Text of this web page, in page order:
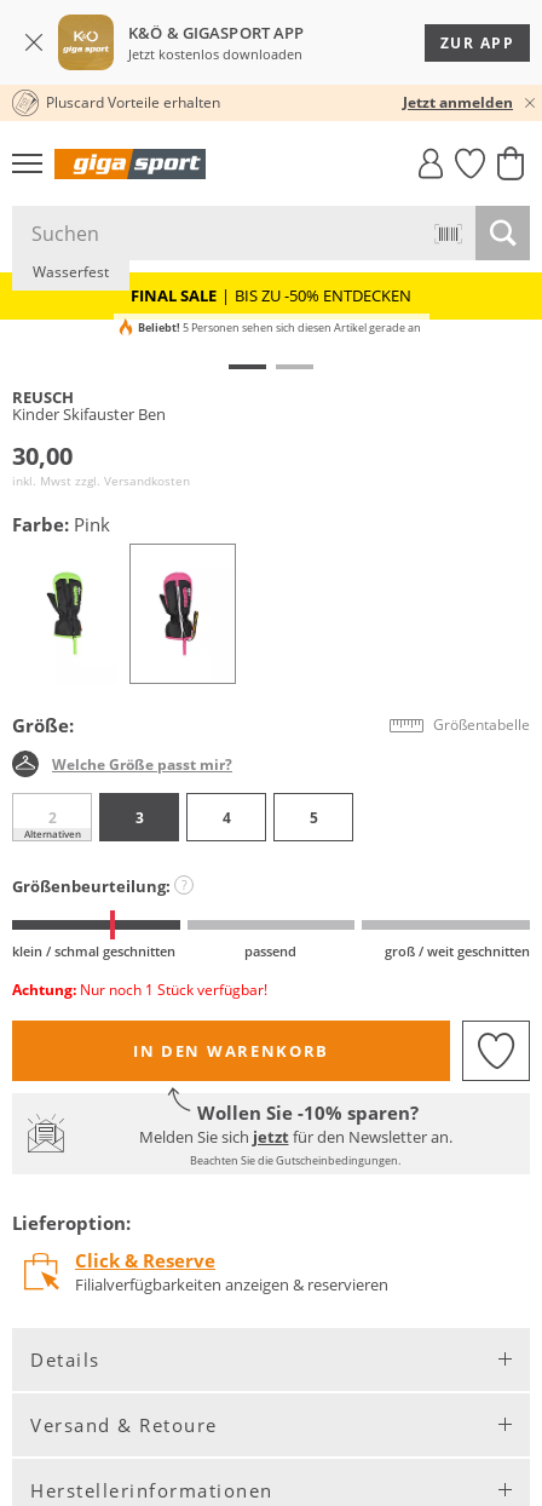
K&Ö & GIGASPORT APP
Jetzt kostenlos downloaden
ZUR APP
30 TAGE RÜCKGABERECHT
Pluscard Vorteile erhalten Jetzt anmelden
GIGASTYLE
FAHRRAD­
MUST-HAVE
FINAL SALE | BIS ZU -50% ENTDECKEN
Wasserfest
Beliebt! 5 Personen sehen sich diesen Artikel gerade an
REUSCH
Kinder Skifauster Ben
30,00
inkl. Mwst zzgl. Versandkosten
Farbe: Pink
Größe: Größentabelle
Welche Größe passt mir?
2
Alternativen
3 4 5
Größenbeurteilung: ?
klein / schmal geschnitten passend groß / weit geschnitten
Achtung: Nur noch 1 Stück verfügbar!
IN DEN WARENKORB
Wollen Sie -10% sparen?
Melden Sie sich jetztfür den Newsletter an.
Beachten Sie die Gutscheinbedingungen.
Lieferoption:
Click & Reserve
Filialverfügbarkeiten anzeigen & reservieren
Details
Versand & Retoure
Herstellerinformationen